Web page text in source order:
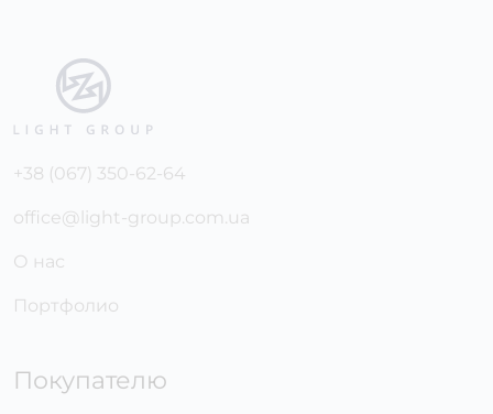
+38 (067) 350-62-64
office@light-group.com.ua
О нас
Портфолио
Покупателю